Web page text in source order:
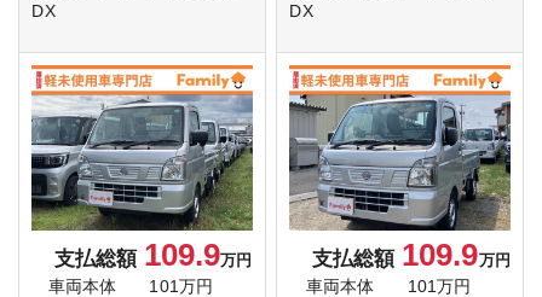
DX
支払総額 109.9万円
車両本体
101万円
DX
支払総額 109.9万円
車両本体
101万円